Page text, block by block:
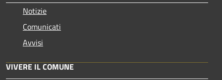
Notizie
Comunicati
Avvisi
VIVERE IL COMUNE